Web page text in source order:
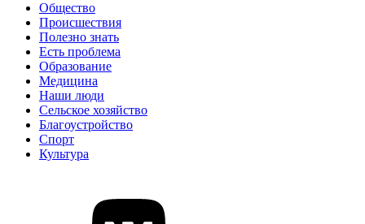
Общество
Происшествия
Полезно знать
Есть проблема
Образование
Медицина
Наши люди
Сельское хозяйство
Благоустройство
Спорт
Культура